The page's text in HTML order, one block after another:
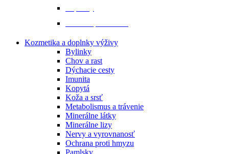
Kozmetika a doplnky výživy
Bylinky
Chov a rast
Dýchacie cesty
Imunita
Kopytá
Koža a srsť
Metabolismus a trávenie
Minerálne látky
Minerálne lizy
Nervy a vyrovnanosť
Ochrana proti hmyzu
Pamlsky